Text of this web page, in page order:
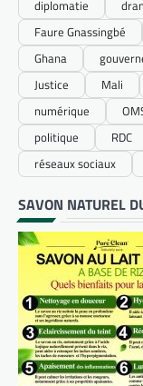
diplomatie
Faure Gnassingbé
Ghana
Justice
Mali
numérique
politique
RDC
réseaux sociaux
SAVON NATUREL